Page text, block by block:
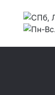
СПб,
Пн-